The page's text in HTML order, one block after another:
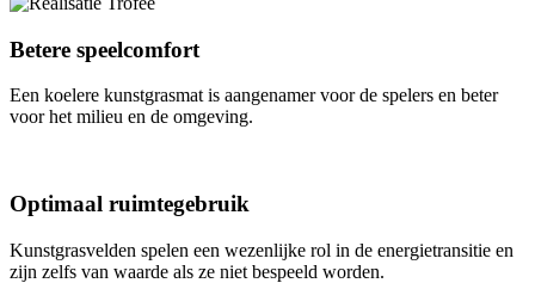
Betere speelcomfort
Een koelere kunstgrasmat is aangenamer voor de spelers en beter
voor het milieu en de omgeving.
Optimaal ruimtegebruik
Kunstgrasvelden spelen een wezenlijke rol in de energietransitie en
zijn zelfs van waarde als ze niet bespeeld worden.